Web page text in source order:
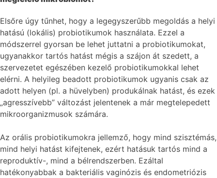
Elsőre úgy tűnhet, hogy a legegyszerűbb megoldás a helyi
hatású (lokális) probiotikumok használata. Ezzel a
módszerrel gyorsan be lehet juttatni a probiotikumokat,
ugyanakkor tartós hatást mégis a szájon át szedett, a
szervezetet egészében kezelő probiotikumokkal lehet
elérni. A helyileg beadott probiotikumok ugyanis csak az
adott helyen (pl. a hüvelyben) produkálnak hatást, és ezek
„agresszívebb” változást jelentenek a már megtelepedett
mikroorganizmusok számára.
Az orális probiotikumokra jellemző, hogy mind szisztémás,
mind helyi hatást kifejtenek, ezért hatásuk tartós mind a
reproduktív-, mind a bélrendszerben. Ezáltal
hatékonyabbak a bakteriális vaginózis és endometriózis